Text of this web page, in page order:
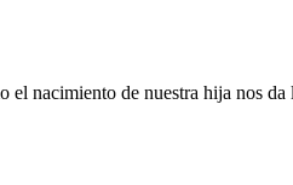
el nacimiento de nuestra hija nos